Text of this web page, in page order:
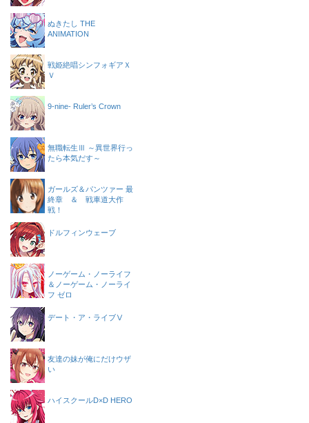
ぬきたし THE
ANIMATION
戦姫絶唱シンフォギアＸ
Ｖ
9-nine- Ruler’s Crown
無職転生Ⅲ ～異世界行っ
たら本気だす～
ガールズ＆パンツァー 最
終章 ＆ 戦車道大作
戦！
ドルフィンウェーブ
ノーゲーム・ノーライフ
＆ノーゲーム・ノーライ
フ ゼロ
デート・ア・ライブⅤ
友達の妹が俺にだけウザ
い
ハイスクールD×D HERO